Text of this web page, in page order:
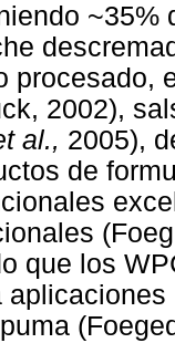
~35%
procesado,
2002),
al., 2005),
de
que los